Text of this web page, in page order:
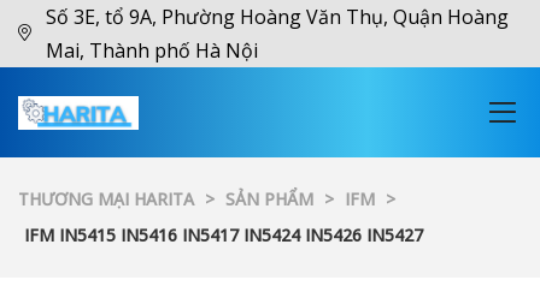
Số 3E, tổ 9A, Phường Hoàng Văn Thụ, Quận Hoàng
Mai, Thành phố Hà Nội
THƯƠNG MẠI HARITA > SẢN PHẨM > IFM >
IFM IN5415 IN5416 IN5417 IN5424 IN5426 IN5427